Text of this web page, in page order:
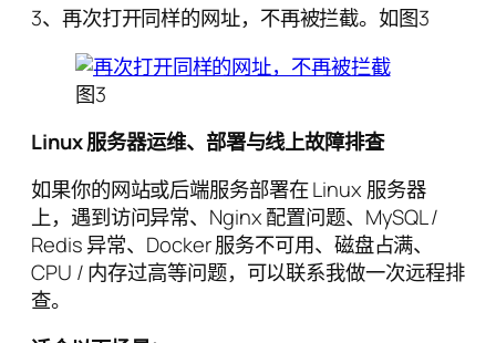
3、再次打开同样的网址，不再被拦截。如图3
图3
Linux 服务器运维、部署与线上故障排查
如果你的网站或后端服务部署在 Linux 服务器
上，遇到访问异常、Nginx 配置问题、MySQL /
Redis 异常、Docker 服务不可用、磁盘占满、
CPU / 内存过高等问题，可以联系我做一次远程排
查。